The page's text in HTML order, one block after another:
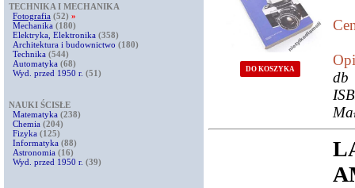
TECHNIKA I MECHANIKA
Fotografia (52) »
Mechanika (180)
Elektryka, Elektronika (358)
Architektura i budownictwo (180)
Technika (544)
Automatyka (68)
Wyd. przed 1950 r. (51)
NAUKI ŚCISŁE
Matematyka (238)
Chemia (204)
Fizyka (125)
Informatyka (88)
Astronomia (16)
Wyd. przed 1950 r. (39)
DO KOSZYKA
db